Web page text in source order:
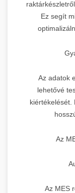
Ez segít
Az adatok
lehetővé
kiértékelését.
Az
Az MES